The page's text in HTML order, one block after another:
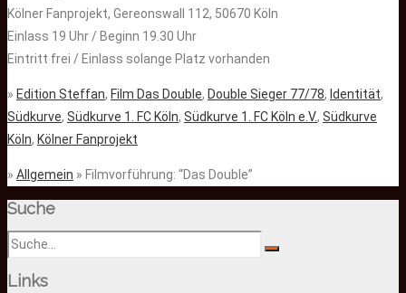
Kölner Fanprojekt, Gereonswall 112, 50670 Köln
Einlass 19 Uhr / Beginn 19.30 Uhr
Eintritt frei / Einlass solange Platz vorhanden
» Edition Steffan, Film Das Double, Double Sieger 77/78, Identität,
Südkurve, Südkurve 1. FC Köln, Südkurve 1. FC Köln e.V., Südkurve
Köln, Kölner Fanprojekt
» Allgemein » Filmvorführung: “Das Double”
Suche
Links